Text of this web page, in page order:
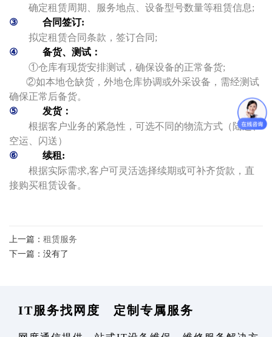
确定租赁周期、服务地点、设备型号数量等租赁信息;
③
合同签订:
拟定租赁合同条款，签订合同;
④
备货、测试：
①仓库有现货安排测试，确保设备的正常备货;
②如本地仓缺货，外地仓库协调或外采设备，需经测试
确保正常后备货。
⑤
发货：
根据客户业务的紧急性，可选不同的物流方式（陆运、
空运、闪送）
⑥
续租:
根据实际需求,客户可灵活选择续期或可补齐货款，直
接购买租赁设备。
上一篇： 租赁服务
下一篇：没有了
IT服务找网度 定制专属服务